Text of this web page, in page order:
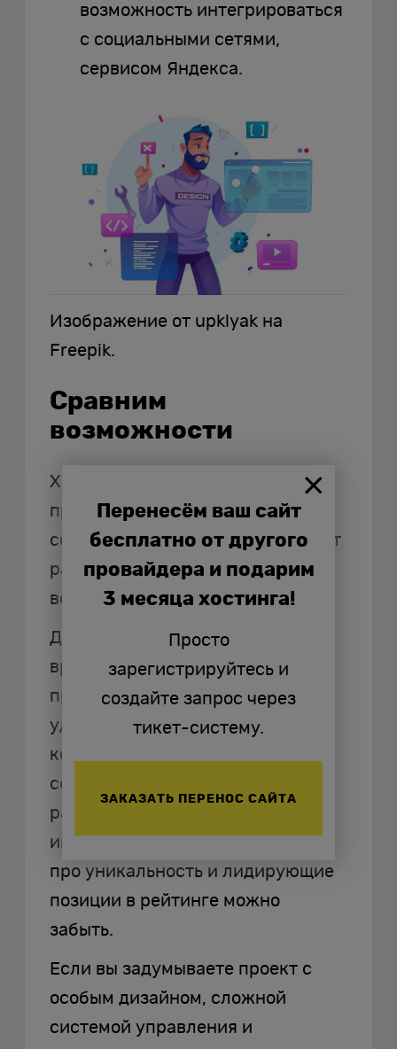
возможность интегрироваться
с социальными сетями,
сервисом Яндекса.
Изображение от upklyak на
Freepik.
Сравним
возможности
Хотя оба инструмента
преследуют одну цель – помочь
создать онлайн-бизнес, но имеют
различия, отличаются
возможностями.
Для тех, кто хочет сохранить
время и деньги, доволен
простотой веб-площадки –
удачным решением будет выбор
конструктора. Он позволит
создать блоги, визитки,
различные лендинги по
имеющимся уже шаблонам. Но
про уникальность и лидирующие
позиции в рейтинге можно
забыть.
Если вы задумываете проект с
особым дизайном, сложной
системой управления и
Перенесём ваш сайт
бесплатно от другого
провайдера и подарим
3 месяца хостинга!
Просто
зарегистрируйтесь и
создайте запрос через
тикет-систему.
ЗАКАЗАТЬ ПЕРЕНОС САЙТА